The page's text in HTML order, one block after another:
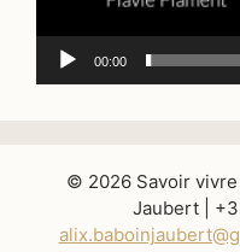
00:00
© 2026 Savoir
Jaubert |